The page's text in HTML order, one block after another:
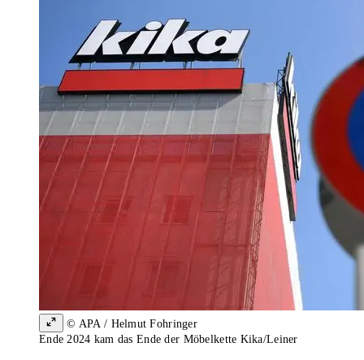
© APA / Helmut Fohringer
Ende 2024 kam das Ende der Möbelkette Kika/Leiner